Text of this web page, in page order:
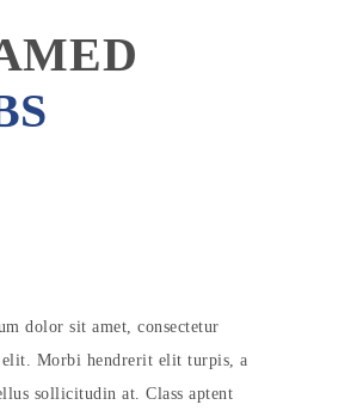
dolor sit amet, consectetur
elit. Morbi hendrerit elit turpis, a
sollicitudin at. Class aptent